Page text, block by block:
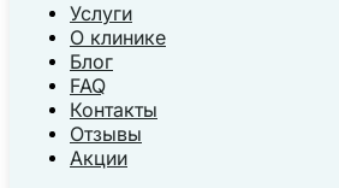
Услуги
О клинике
Блог
FAQ
Контакты
Отзывы
Акции